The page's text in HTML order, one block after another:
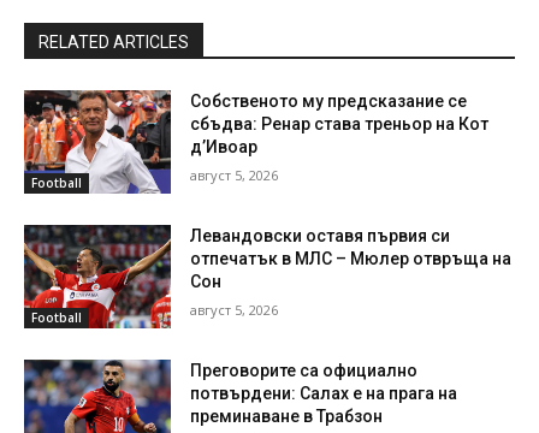
RELATED ARTICLES
Football
Собственото му предсказание се
сбъдва: Ренар става треньор на Кот
д’Ивоар
август 5, 2026
Football
Левандовски оставя първия си
отпечатък в МЛС – Мюлер отвръща на
Сон
август 5, 2026
Преговорите са официално
потвърдени: Салах е на прага на
преминаване в Трабзон